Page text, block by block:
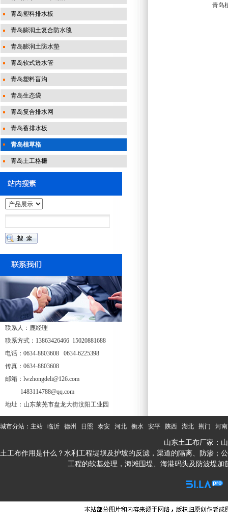
青岛塑料排水板
青岛膨润土复合防水毯
青岛膨润土防水垫
青岛软式透水管
青岛塑料盲沟
青岛生态袋
青岛复合排水网
青岛蓄排水板
青岛植草格
青岛土工格栅
联系人：鹿经理
联系方式：13863426466 15020881688
电话：0634-8803608 0634-6225398
传真：0634-8803608
邮箱：lwzhongdeli@126.com
1483114788@qq.com
地址：山东莱芜市盘龙大街汶阳工业园
青岛
城市分站： 主站 临沂 德州 日照 泰安 河北 衡水 安平 陕西 湖北 荆门 河南
山东土工布厂家：
土工布作用是什么？水利工程堤坝及护坡的反滤，渠道的隔离、防渗；
工程的软基处理，海滩围堤、海港码头及防波堤